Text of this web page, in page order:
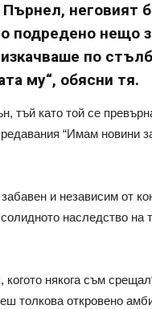
неговият
подредено нещо
по
му“, обясни тя.
тъй като той се
“Имам новини
и независим от
наследство
някога съм
толкова откровено